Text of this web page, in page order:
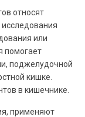
относят
или
помогает
поджелудочной
кишке.
в кишечнике.
применяют